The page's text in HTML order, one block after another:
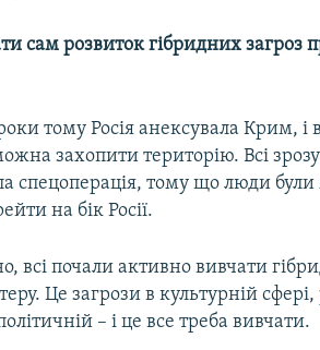
сам розвиток гібридних загроз
тому Росія анексувала Крим, і
захопити територію. Всі
спецоперація, тому що люди були
на бік Росії.
всі почали активно вивчати
Це загрози в культурній сфері,
– і це все треба вивчати.